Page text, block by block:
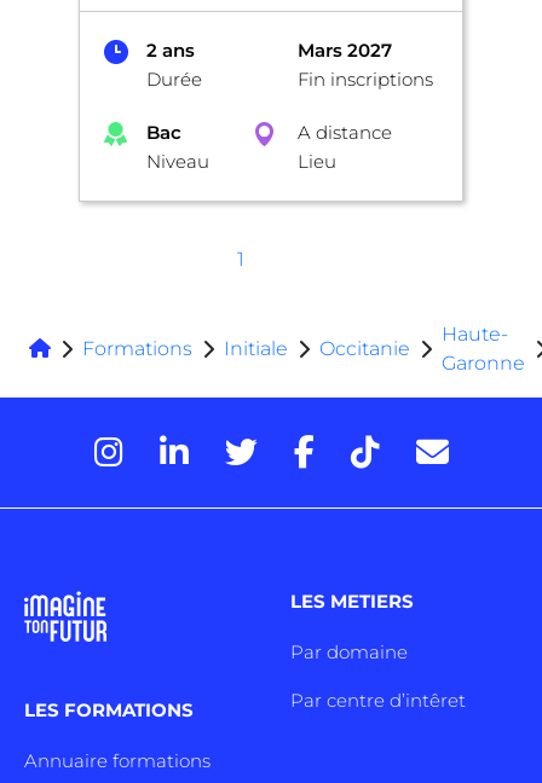
2 ans
Durée
Mars 2027
Fin inscriptions
Bac
Niveau
A distance
Lieu
1
Formations Initiale Occitanie
Haute-
Garonne
LES FORMATIONS
Annuaire formations
LES METIERS
Par domaine
Par centre d’intêret